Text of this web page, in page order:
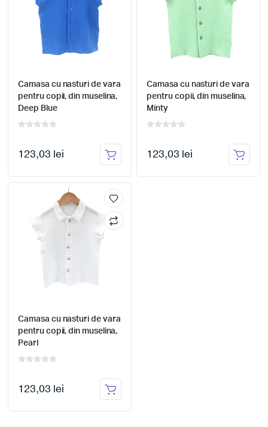
Camasa cu nasturi de vara
pentru copii, din muselina,
Deep Blue
123,03 lei
Camasa cu nasturi de vara
pentru copii, din muselina,
Minty
123,03 lei
Camasa cu nasturi de vara
pentru copii, din muselina,
Pearl
123,03 lei